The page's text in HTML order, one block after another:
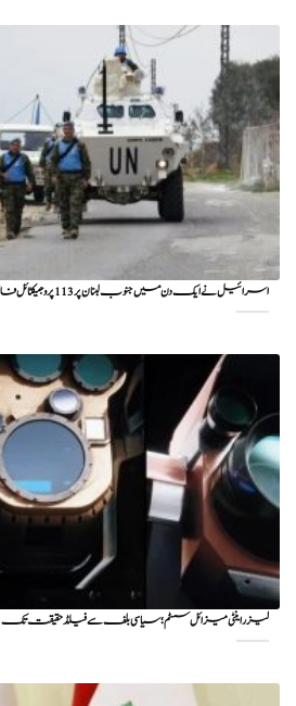
اسرائیل نے ایک دن میں جنوب لبنان پر 113 پروجیکٹائل فائر کیے: یونیفل
لیزر اینٹی میزائل سسٹم؛ سیاسی بلف سے فیلڈ حقیقت تک